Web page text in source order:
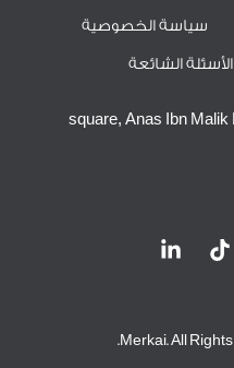
سياسة الخصوصية
الأسئلة الشائعة